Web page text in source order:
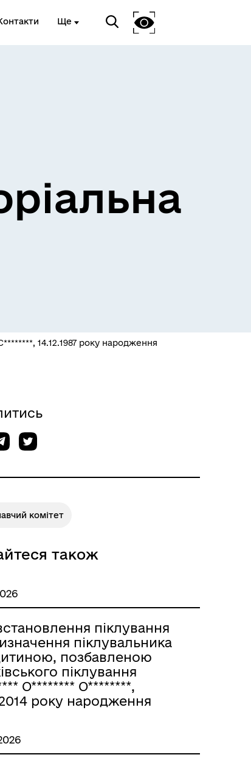
Ще
Розклад пасажирських потягів
Розклад автобусів Одеса-
Розклад автобусів Роздільна-
14.12.1987 року народження
комітет
також
піклування
піклувальника
позбавленою
піклування
О******** О********,
року народження